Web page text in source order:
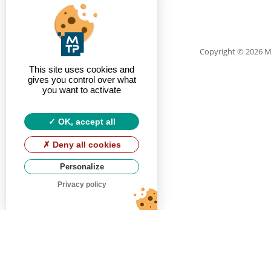
Copyright© 2026
This site uses cookies and
gives you control over what
you want to activate
OK, accept all
Deny all cookies
Personalize
Privacy policy